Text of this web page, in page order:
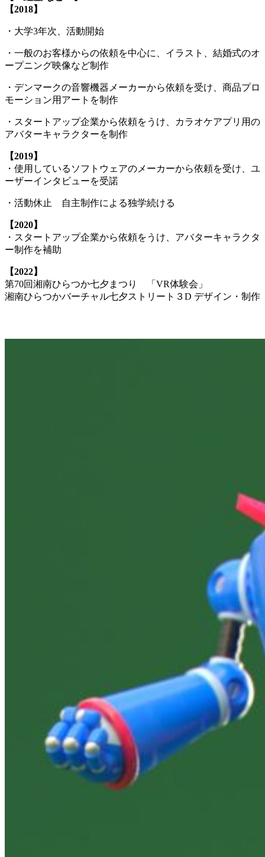
【2018】
・大学3年次、活動開始
・一般のお客様からの依頼を中心に、イラスト、結婚式のオ
ープニング映像など制作
・デンマークの音響機器メーカーから依頼を受け、商品プロ
モーション用アートを制作
・スタートアップ企業から依頼をうけ、カラオケアプリ用の
アバターキャラクターを制作
【2019】
・使用しているソフトウェアのメーカーから依頼を受け、ユ
ーザーインタビューを受諾
・活動休止 自主制作による独学続ける
【2020】
・スタートアップ企業から依頼をうけ、アバターキャラクタ
ー制作を補助
【2022】
第70回湘南ひらつか七夕まつり 「VR体験会」
湘南ひらつかバーチャル七夕ストリート３D デザイン・制作